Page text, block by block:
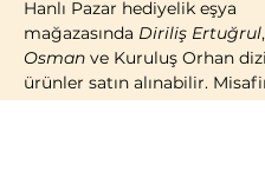
Hanlı Pazar hediyelik eşya
mağazasında Diriliş Ertuğrul,
Osman ve Kuruluş Orhan
ürünler satın alınabilir.
geleneksel Türk çadırı